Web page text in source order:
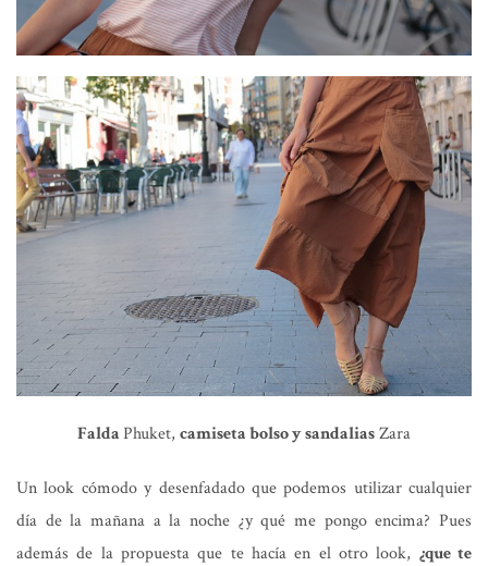
FaldaPhuket, camiseta bolso y sandaliasZara
Un look cómodo y desenfadado que podemos utilizar cualquier
día de la mañana a la noche ¿y qué me pongo encima? Pues
además de la propuesta que te hacía en el otro look, ¿que te